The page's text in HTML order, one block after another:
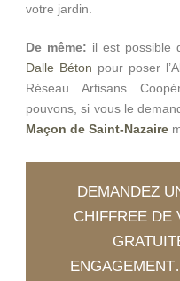
votre jardin.
De même: il est possible
Dalle Béton pour poser
Réseau Artisans
pouvons, si vous le
Maçon de Saint-Nazaire
DEMANDEZ
CHIFFREE DE